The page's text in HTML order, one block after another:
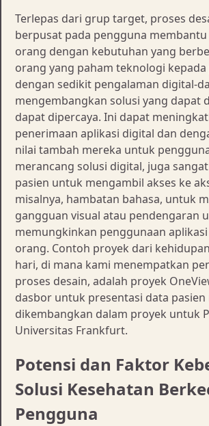
Terlepas dari grup target, proses
berpusat pada pengguna
orang dengan kebutuhan yang
orang yang paham teknologi
dengan sedikit pengalaman digital-
mengembangkan solusi yang dapat
dapat dipercaya. Ini dapat
penerimaan aplikasi digital dan
nilai tambah mereka untuk
merancang solusi digital, juga
pasien untuk mengambil akses ke
misalnya, hambatan bahasa, untuk
gangguan visual atau pendengaran
memungkinkan penggunaan
orang. Contoh proyek dari
hari, di mana kami menempatkan
proses desain, adalah proyek
dasbor untuk presentasi data pasien
dikembangkan dalam proyek untuk
Universitas Frankfurt.
Potensi dan Faktor
Solusi Kesehatan
Pengguna